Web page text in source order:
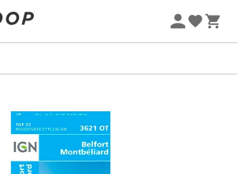
🔥 -5% DODATKOWO przy zakupie 2